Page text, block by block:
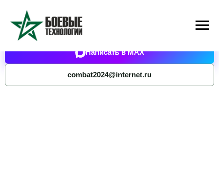
Написать в Telegram
Написать в MAX
combat2024@internet.ru